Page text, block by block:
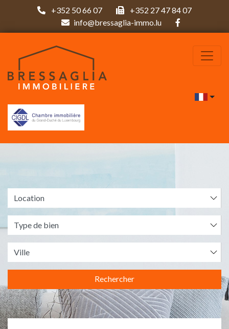
+352 50 66 07
+352 27 47 84 07
info@bressaglia-immo.lu
Rechercher